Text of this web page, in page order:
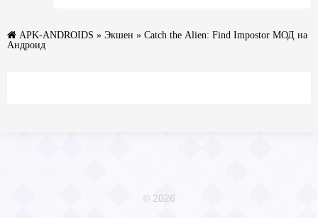
APK-ANDROIDS » Экшен » Catch the Alien: Find Impostor МОД на
Андроид
© 2026